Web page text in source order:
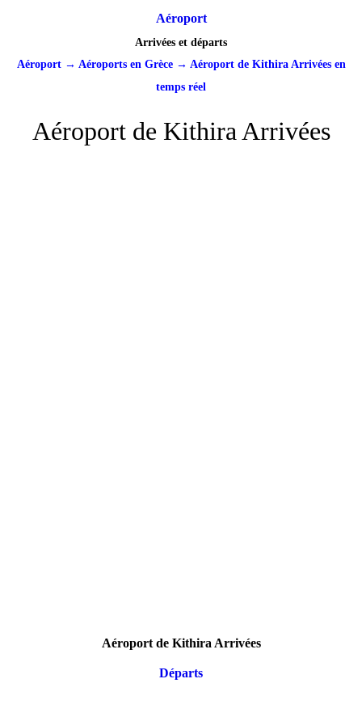
Aéroport
Arrivées et départs
Aéroport→ Aéroports en Grèce→ Aéroport de Kithira Arrivées en
temps réel
Aéroport de Kithira Arrivées
Aéroport de Kithira Arrivées
Départs